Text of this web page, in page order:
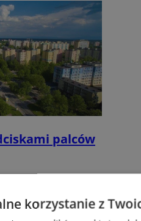
palców
korzystanie z